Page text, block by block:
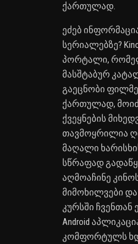
ქართულად.
ეძებ
სერიალებზე?
პორტალი,
მასშტაბურ
გაეცნობი
ქართულად,
ქვეყნების
თავმოყრილია
მაღალი
სწრაფად
აღმოაჩინე
მიმოხილვები და
კურსში ჩვენთან
Android
კომფორტულს